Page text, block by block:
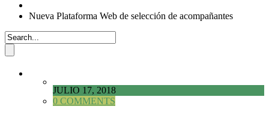
Nueva Plataforma Web de selección de acompañantes
JULIO 17, 2018
0 COMMENTS